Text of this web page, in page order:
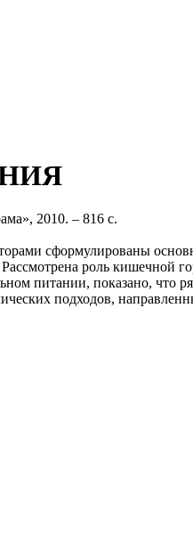
2010. – 816 с.
сформулированы
роль кишечной
питании, показано, что
подходов,